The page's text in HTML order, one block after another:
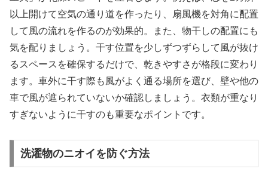
以上開けて空気の通り道を作ったり、扇風機を対角に配置
して風の流れを作るのが効果的。また、物干しの配置にも
気を配りましょう。干す位置を少しずつずらして風が抜け
るスペースを確保するだけで、乾きやすさが格段に変わり
ます。車外に干す際も風がよく通る場所を選び、壁や他の
車で風が遮られていないか確認しましょう。衣類が重なり
すぎないように干すのも重要なポイントです。
洗濯物のニオイを防ぐ方法